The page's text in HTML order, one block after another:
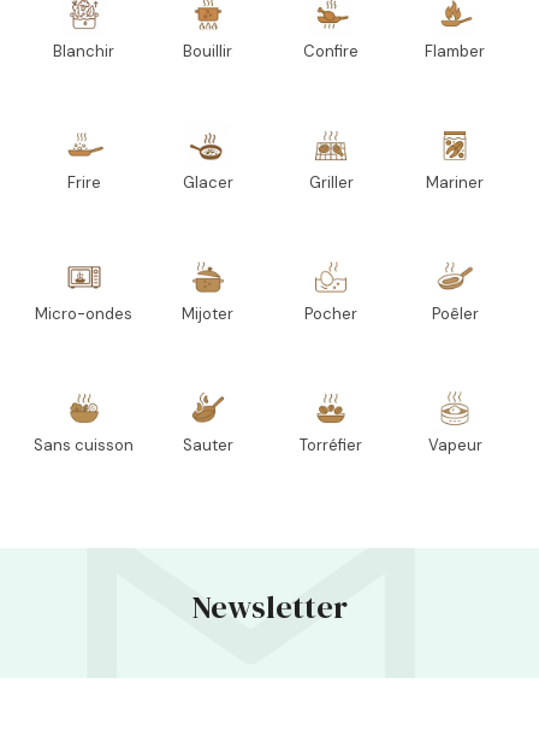
Blanchir Bouillir Confire Flamber
Frire Glacer Griller Mariner
Micro-ondes Mijoter Pocher Poêler
Sans cuisson Sauter Torréfier Vapeur
Newsletter